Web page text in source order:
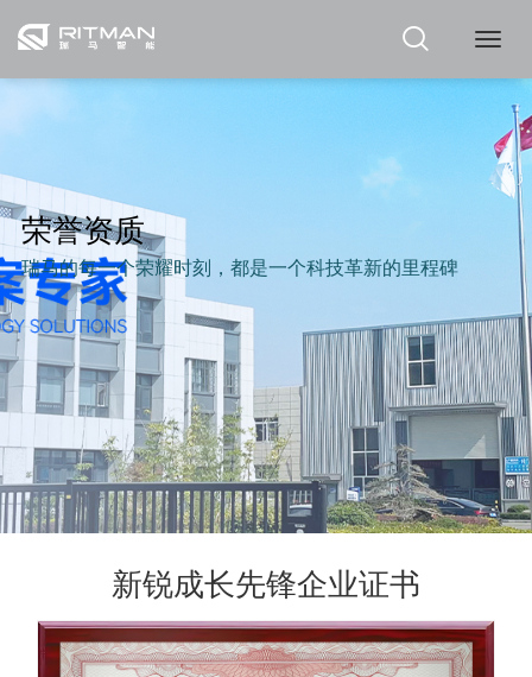
瑞
荣誉资质
瑞马的每一个荣耀时刻，都是一个科技革新的里程碑
新锐成长先锋企业证书